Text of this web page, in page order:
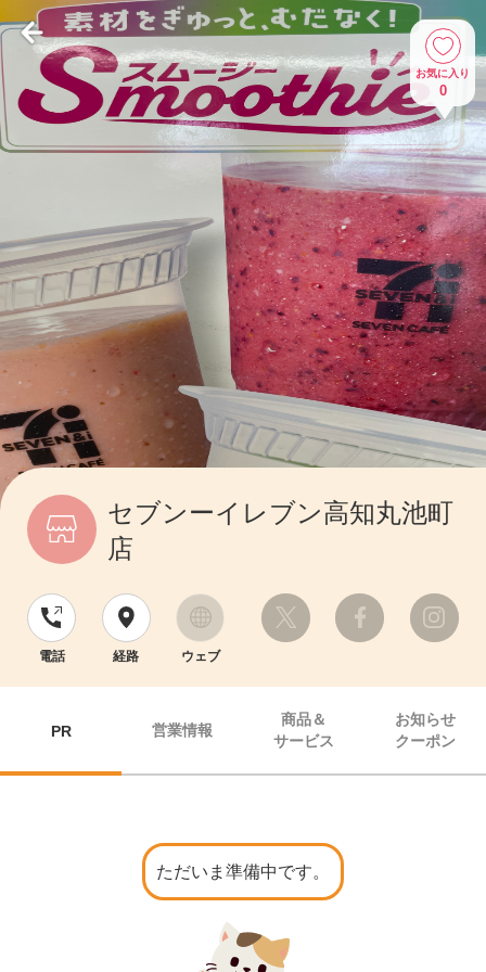
お気に入り
0
セブンーイレブン高知丸池町
店
電話 経路 ウェブ
PR 営業情報
商品＆
サービス
お知らせ
クーポン
ただいま準備中です。